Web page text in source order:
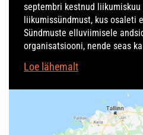
septembri kestnud
liikumissündmust, kus osaleti
Sündmuste elluviimisele
organisatsiooni, nende seas
Loe lähemalt